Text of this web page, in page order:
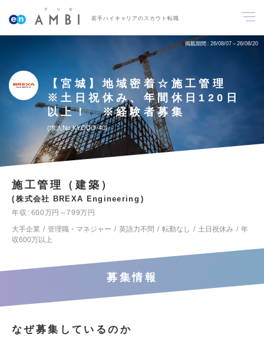
若手ハイキャリアのスカウト転職
掲載期間 26/08/07～26/08/20
【宮城】地域密着☆施工管理
※土日祝休み、年間休日120日
以上！ ※経験者募集
求人No.KYODO-40
施工管理（建築）
株式会社 BREXA Engineering
年収
600万円～799万円
大手企業
管理職・マネジャー 英語力不問 転勤なし 土日祝休み
年
収600万以上
募集情報
なぜ募集しているのか